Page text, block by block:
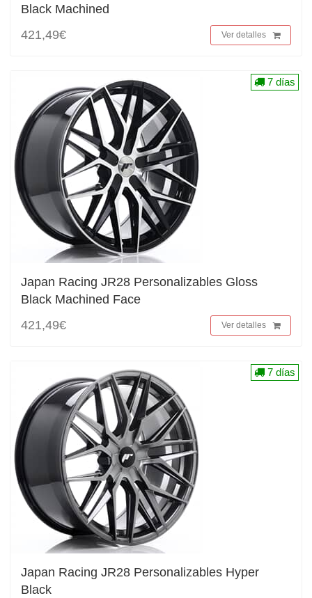
Black Machined
421,49€
Ver detalles
Japan Racing JR28 Personalizables Gloss
Black Machined Face
421,49€
Ver detalles
7 días
Japan Racing JR28 Personalizables Hyper
Black
7 días